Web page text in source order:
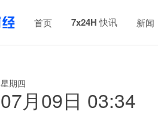
首页 7x24H 快讯 新闻
星期四
07月09日 03:34